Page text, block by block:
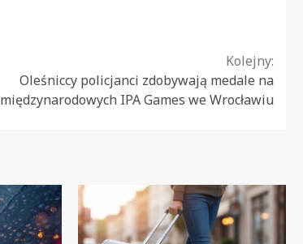
Kolejny:
Oleśniccy policjanci zdobywają medale na
międzynarodowych IPA Games we Wrocławiu